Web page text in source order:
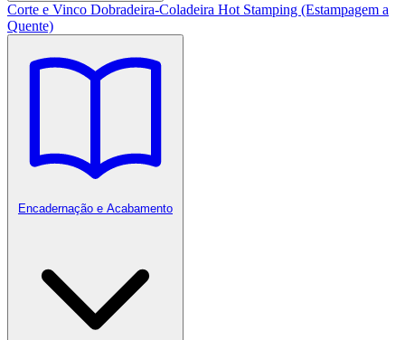
Corte e Vinco Dobradeira-Coladeira Hot Stamping (Estampagem a
Quente)
Encadernação e Acabamento